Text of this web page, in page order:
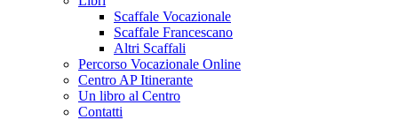
Scaffale Vocazionale
Scaffale Francescano
Altri Scaffali
Percorso Vocazionale Online
Centro AP Itinerante
Un libro al Centro
Contatti